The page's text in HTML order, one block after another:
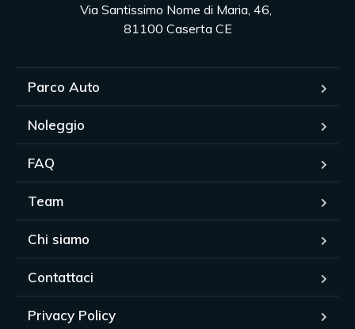
Via Santissimo Nome di Maria, 46,
81100 Caserta CE
Parco Auto
Noleggio
FAQ
Team
Chi siamo
Contattaci
Privacy Policy